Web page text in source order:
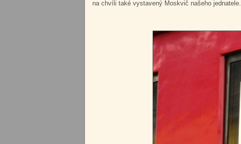
na chvíli také vystavený Moskvič našeho jednatele.